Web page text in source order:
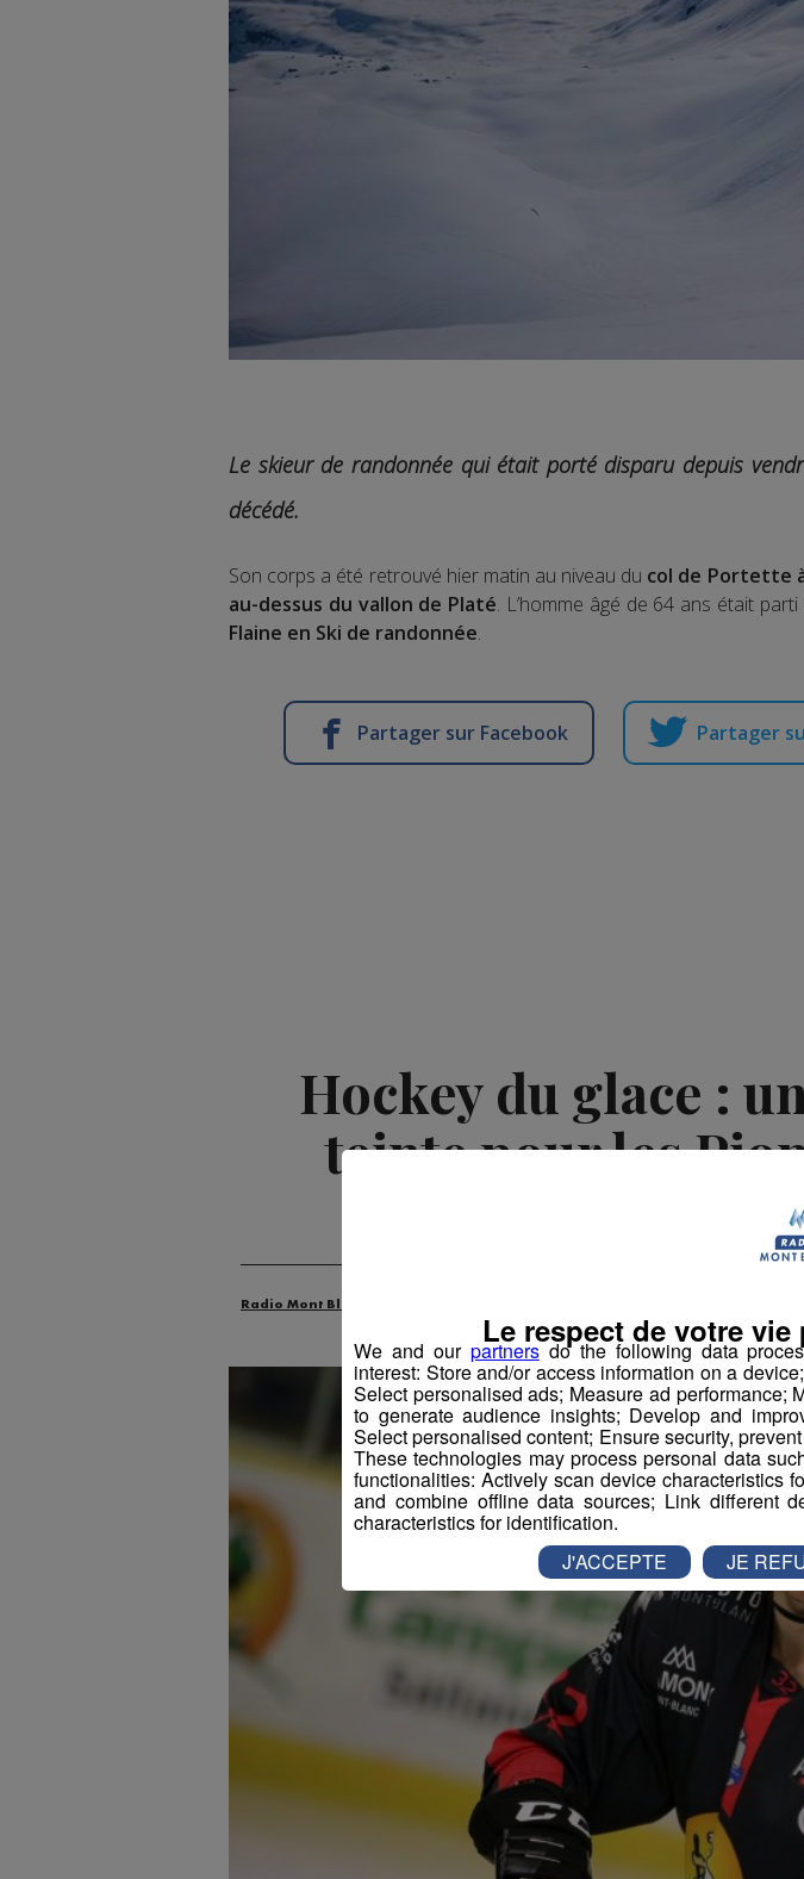
Le skieur de randonnée qui était porté disparu depuis
décédé.
Son corps a été retrouvé hier matin au niveau du col de Portette
au-dessus du vallon de Platé. L’homme âgé de 64 ans était parti
Flaine en Ski de randonnée.
Partager sur Facebook Partager
Hockey du glace :
teinte pour les
Publié par La Rédaction Radio
Radio Mont Blanc
We and our partnersdo the following data
interest: Store and/or access information on a
Select personalised ads; Measure ad performance;
to generate audience insights; Develop and
Select personalised content; Ensure security,
These technologies may process personal data
functionalities: Actively scan device characteristics
and combine offline data sources; Link different
characteristics for identification.
Le respect de votre
J'ACCEPTE JE